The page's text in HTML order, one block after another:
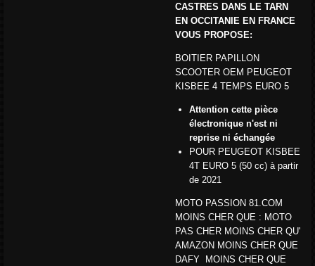
CASTRES DANS LE TARN
EN OCCITANIE EN FRANCE
VOUS PROPOSE:
BOITIER PAPILLON
SCOOTER OEM PEUGEOT
KISBEE 4 TEMPS EURO 5
Attention cette pièce
électronique n'est ni
reprise ni échangée
POUR PEUGEOT KISBEE
4T EURO 5 (50 cc) à partir
de 2021
MOTO PASSION 81.COM
MOINS CHER QUE : MOTO
PAS CHER MOINS CHER QU'
AMAZON MOINS CHER QUE
DAFY MOINS CHER QUE